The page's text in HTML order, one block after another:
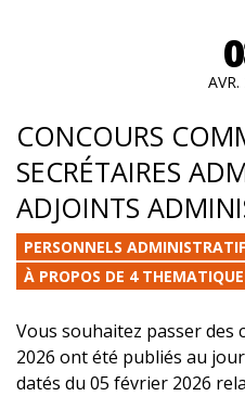
CONCOURS
SECRÉTAIRES
ADJOINTS
PERSONNELS
À PROPOS DE 4
Vous souhaitez passer des
2026 ont été publiés au
datés du 05 février 2026